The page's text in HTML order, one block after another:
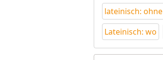
lateinisch: ohne
Lateinisch: wo